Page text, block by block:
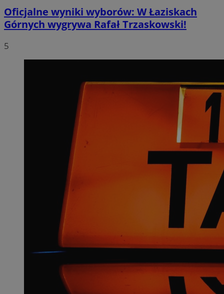
Oficjalne wyniki wyborów: W Łaziskach
Górnych wygrywa Rafał Trzaskowski!
5